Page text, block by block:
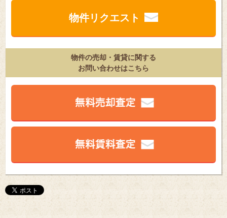
物件リクエスト
物件の売却・賃貸に関する
お問い合わせはこちら